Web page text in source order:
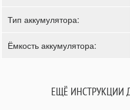
Тип аккумулятора:
Ёмкость аккумулятора:
ЕЩЁ ИНСТРУКЦИИ